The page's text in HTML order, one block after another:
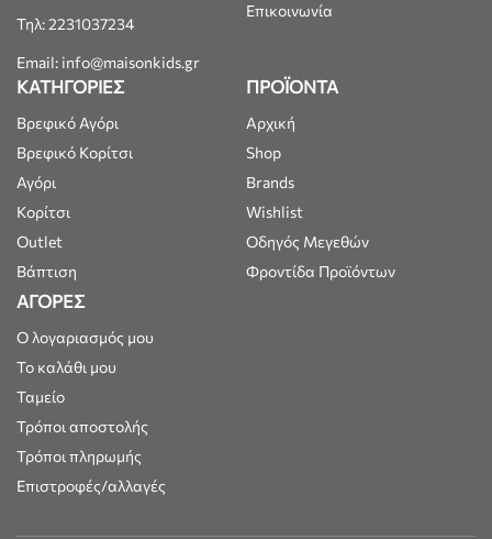
Τηλ: 2231037234
Email: info@maisonkids.gr
Επικοινωνία
ΚΑΤΗΓΟΡΙΕΣ
Βρεφικό Αγόρι
Βρεφικό Κορίτσι
Αγόρι
Κορίτσι
Outlet
Βάπτιση
ΠΡΟΪΟΝΤΑ
Αρχική
Shop
Brands
Wishlist
Οδηγός Μεγεθών
Φροντίδα Προϊόντων
ΑΓΟΡΕΣ
Ο λογαριασμός μου
Το καλάθι μου
Ταμείο
Τρόποι αποστολής
Τρόποι πληρωμής
Επιστροφές/αλλαγές